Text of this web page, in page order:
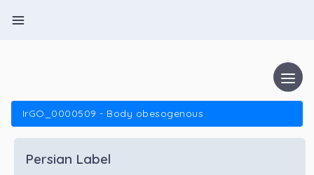
IrGO_0000509 - Body obesogenous
Persian Label